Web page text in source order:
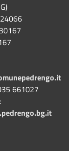
661027